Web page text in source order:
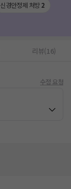
신경안정제 처방2
리뷰(16)
수정 요청